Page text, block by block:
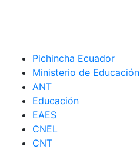
Pichincha Ecuador
Ministerio de Educación
ANT
Educación
EAES
CNEL
CNT